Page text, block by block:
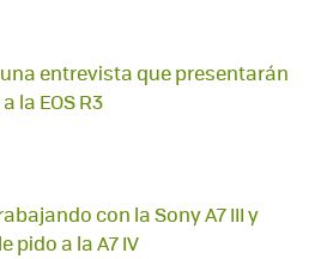
entrevista que presentarán
la EOS R3
con la Sony A7 III y
pido a la A7 IV